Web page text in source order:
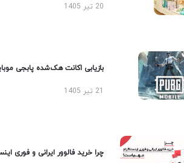
20 تیر 1405
بازیابی اکانت هک‌شده پابجی موبایل
چرا خرید فالوور ایرانی و فوری